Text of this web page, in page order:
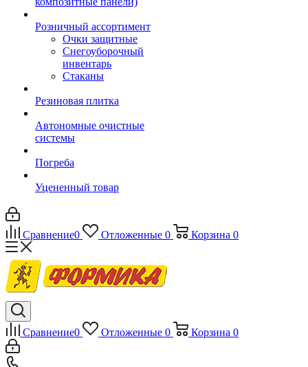
Розничный ассортимент
Очки защитные
Снегоуборочный
инвентарь
Стаканы
Резиновая плитка
Автономные очистные
системы
Погреба
Уцененный товар
Сравнение0 Отложенные 0 Корзина 0
Сравнение0 Отложенные 0 Корзина 0